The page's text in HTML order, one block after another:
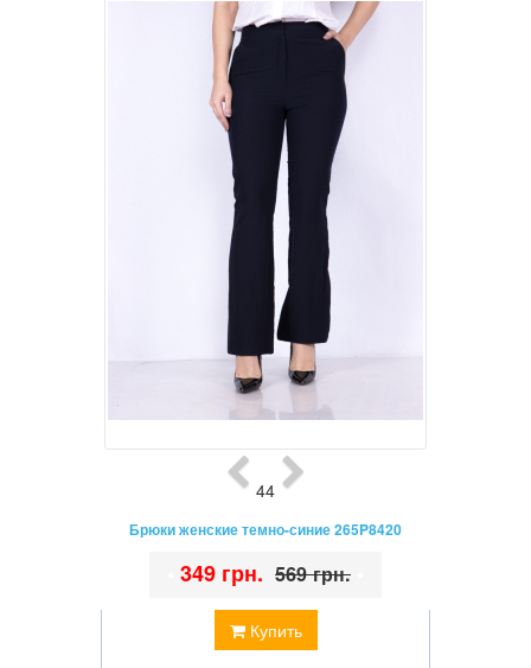
44
Брюки женские темно-синие 265P8420
Купить
349 грн. 569 грн.